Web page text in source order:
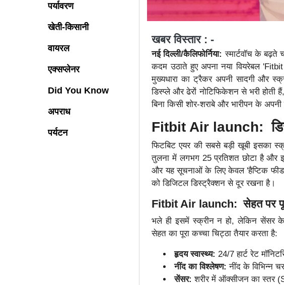
पर्यावरण
खेती-किसानी
वायरल
एक्सप्लेनर
Did You Know
अपराध
पर्यटन
खबर विस्तार : -
नई दिल्ली/कैलिफोर्निया: स्मार्टवॉच के बढ़ते
कदम उठाते हुए अपना नया वियरेबल
मुख्यधारा का ट्रैकर अपनी सादगी और
डिस्प्ले और ढेरों नोटिफिकेशन से भरी होती
बिना किसी शोर-शराबे और भारीपन के
Fitbit Air launch:
फिटबिट एयर की सबसे बड़ी खूबी इसका
तुलना में लगभग 25 प्रतिशत छोटा है और
और यह सूचनाओं के लिए केवल 'हैप्टिक
को डिजिटल डिस्ट्रैक्शन से दूर रखना है।
Fitbit Air launch: सेहत पर
भले ही इसमें स्क्रीन न हो, लेकिन सेंसर के
सेहत का पूरा कच्चा चिट्ठा तैयार करता है:
हृदय स्वास्थ्य:24/7 हार्ट रेट
नींद का विश्लेषण:नींद के विभिन्न
सेंसर: शरीर में ऑक्सीजन का स्तर